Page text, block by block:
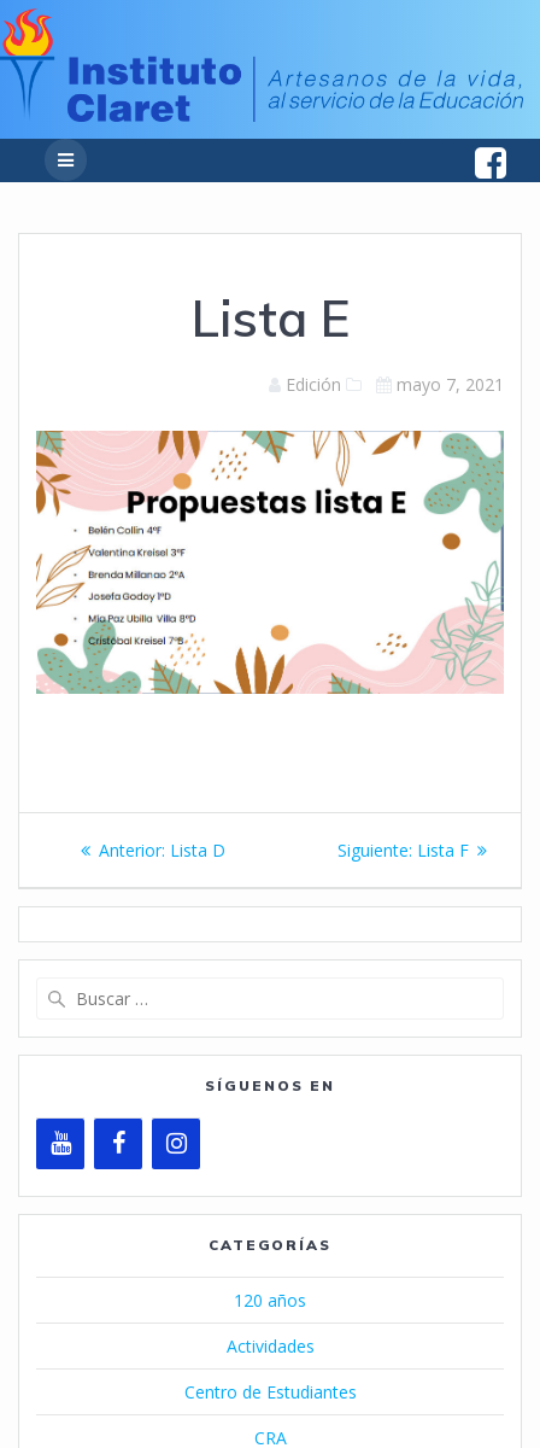
Lista E
Edición mayo 7, 2021
Navegación
de
entradas
Anterior: Entrada
Lista D Siguiente: Siguiente
Lista F
SÍGUENOS EN
CATEGORÍAS
120 años
Actividades
Centro de Estudiantes
CRA